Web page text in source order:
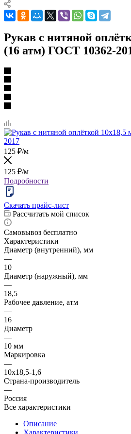
Рукав с нитяной
(16 атм) ГОСТ 10362-
125 ₽/м
125 ₽/м
Подробности
Скачать прайс-лист
Рассчитать мой список
Самовывоз бесплатно
Характеристики
Диаметр (внутренний), мм
—
10
Диаметр (наружный), мм
—
18,5
Рабочее давление, атм
—
16
Диаметр
—
10 мм
Маркировка
—
10х18,5-1,6
Страна-производитель
—
Россия
Все характеристики
Описание
Характеристики